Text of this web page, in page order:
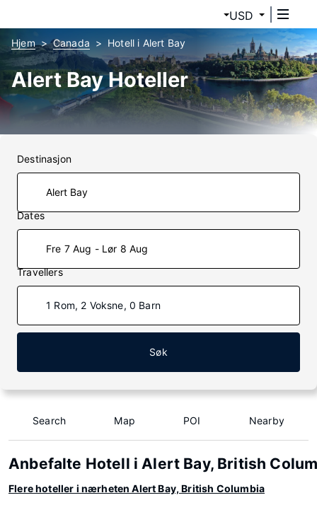
USD
Hjem Canada Hotell i Alert Bay
Alert Bay Hoteller
Destinasjon
Dates
Fre 7 Aug - Lør 8 Aug
Travellers
1 Rom, 2 Voksne, 0 Barn
Søk
Search Map POI Nearby
Anbefalte Hotell i Alert Bay, British
Flere hoteller i nærheten Alert Bay, British Columbia